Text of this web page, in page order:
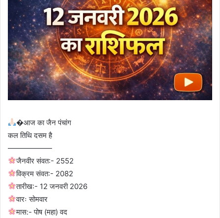
�आज का जैन पंचांग
कल तिथि दसम है
——————
जैनवीर संवत:- 2552
विक्रम संवत:- 2082
तारीख:- 12 जनवरी 2026
वारः सोमवार
मास:- पोष (महा) वद